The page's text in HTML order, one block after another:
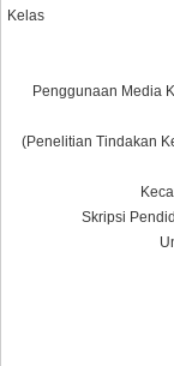
Kelas
Penggunaan Media
(Penelitian Tindakan
Skripsi